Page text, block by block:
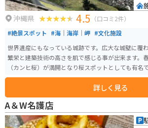
沖縄県 4.5 （口コミ2件）
#絶景スポット #海｜海岸｜岬 #文化施設
世界遺産にもなっている城跡です。広大な城壁に覆
繁栄と建築技術の高さを肌で感じる事が出来ます。
（カンヒ桜）が満開となり桜スポットとしても有名
頂上からの眺めも絶景なパワースポットです。「天
します。観覧料で歴史文化センターも入れます。駐
詳しく見る
A＆W名護店